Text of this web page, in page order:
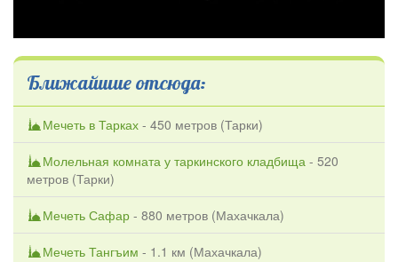
Ближайшие отсюда:
Мечеть в Тарках - 450 метров (Тарки)
Молельная комната у таркинского кладбища - 520
метров (Тарки)
Мечеть Сафар - 880 метров (Махачкала)
Мечеть Тангъим - 1.1 км (Махачкала)